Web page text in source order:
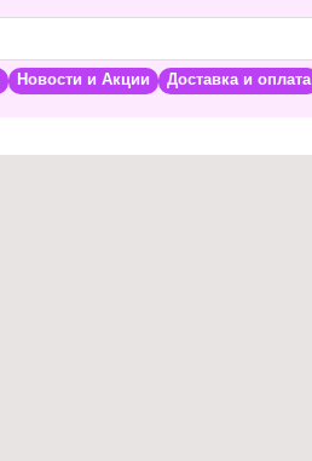
Новости и Акции Доставка и оплата